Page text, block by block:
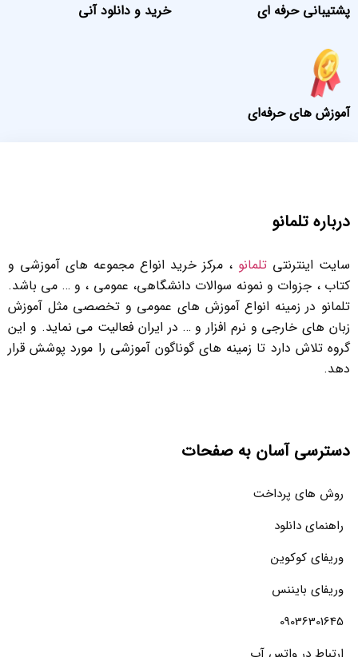
پشتیبانی حرفه ای خرید و دانلود آنی
آموزش های حرفه‌ای
درباره تلمانو
سایت اینترنتی تلمانو ، مرکز خرید انواع مجموعه های آموزشی و
کتاب ، جزوات و نمونه سوالات دانشگاهی، عمومی ، و … می باشد.
تلمانو در زمینه انواع آموزش های عمومی و تخصصی مثل آموزش
زبان های خارجی و نرم افزار و … در ایران فعالیت می نماید. و این
گروه تلاش دارد تا زمینه های گوناگون آموزشی را مورد پوشش قرار
دهد.
دسترسی آسان به صفحات
روش های پرداخت
راهنمای دانلود
وریفای کوکوین
وریفای بایننس
09036301645